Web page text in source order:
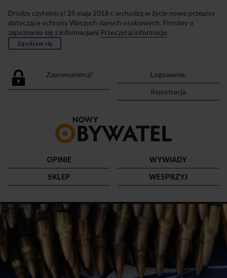
Drodzy czytelnicy! 25 maja 2018 r. wchodzą w życie nowe przepisy
dotyczące ochrony Waszych danych osobowych. Prosimy o
zapoznanie się z informacjami Przeczytaj informacje.
Zgadzam się
Zaprenumeruj!
Logowanie.
Rejestracja
strony
OPINIE
WYWIADY
SKLEP
WESPRZYJ